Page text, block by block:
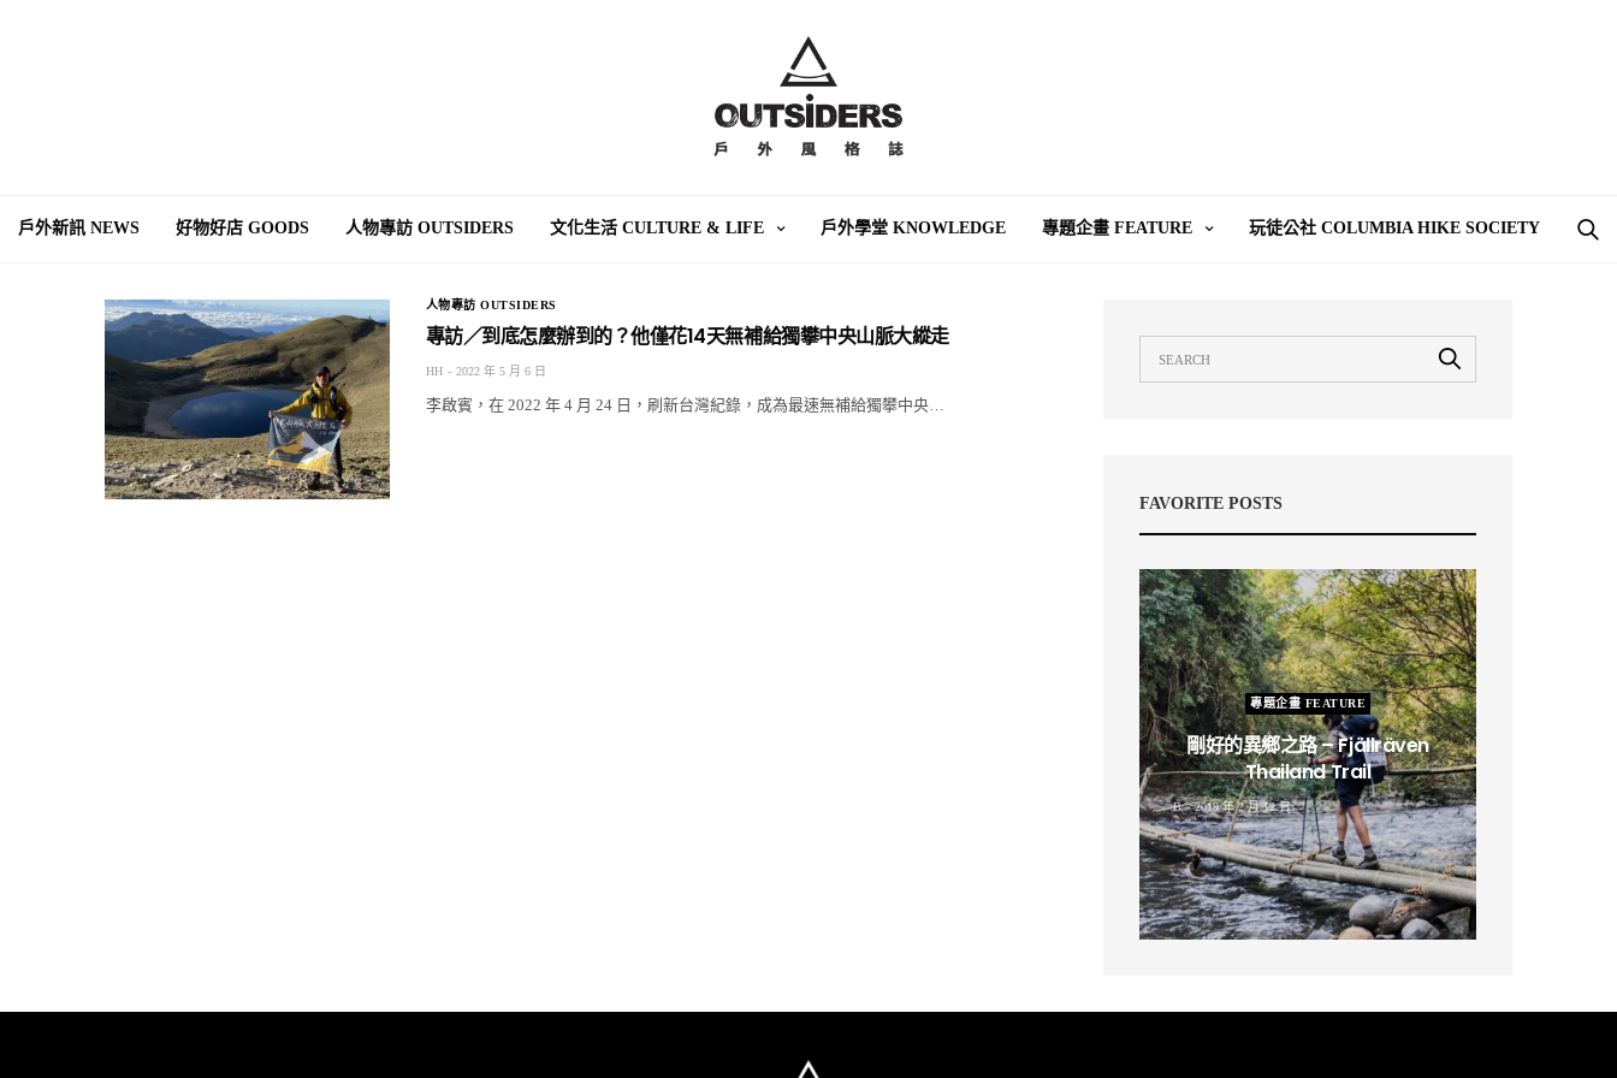
戶外新訊 NEWS 好物好店 GOODS 人物專訪 OUTSIDERS 文化生活 CULTURE & LIFE 戶外學堂 KNOWLEDGE 專題企畫 FEATURE 玩徒公社 COLUMBIA HIKE SOCIETY
人物專訪 OUTSIDERS
專訪／到底怎麼辦到的？他僅花14天無補給獨攀中央山脈大縱走
HH 2022 年 5 月 6 日
李啟賓，在 2022 年 4 月 24 日，刷新台灣紀錄，成為最速無補給獨攀中央…
FAVORITE POSTS
專題企畫 FEATURE
剛好的異鄉之路 – Fjällräven
Thailand Trail
B 2019 年 2 月 12 日